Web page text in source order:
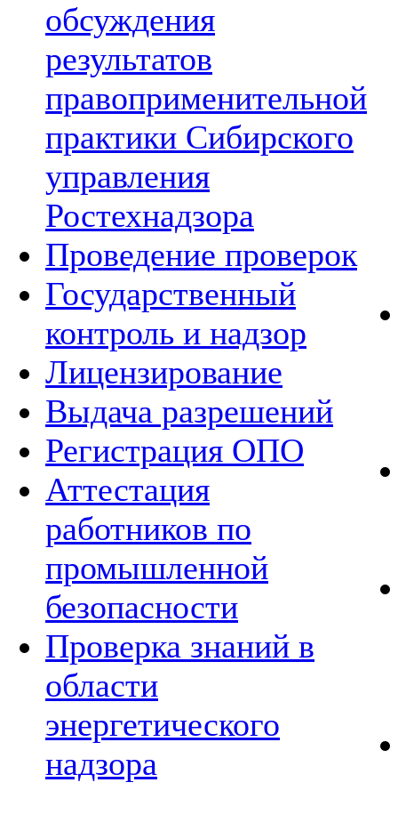
обсуждения
результатов
правоприменительной
практики Сибирского
управления
Ростехнадзора
Проведение проверок
Государственный
контроль и надзор
Лицензирование
Выдача разрешений
Регистрация ОПО
Аттестация
работников по
промышленной
безопасности
Проверка знаний в
области
энергетического
надзора